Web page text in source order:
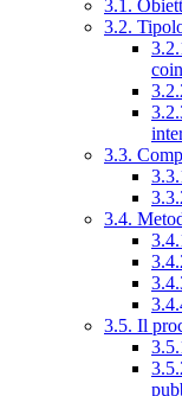
3.1.
3.2.
3.3.
3.4.
3.5. Il